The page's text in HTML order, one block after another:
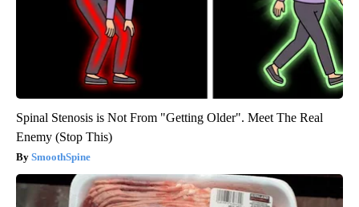
Spinal Stenosis is Not From "Getting Older". Meet The Real
Enemy (Stop This)
SmoothSpine